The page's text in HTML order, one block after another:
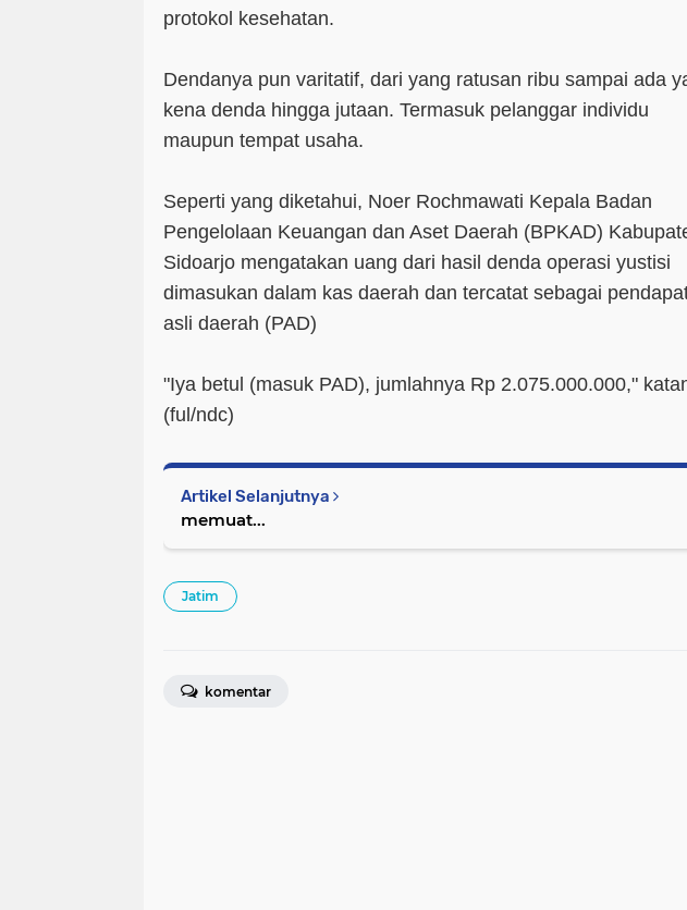
protokol kesehatan.
Dendanya pun varitatif, dari yang ratusan ribu sampai ada
kena denda hingga jutaan. Termasuk pelanggar individu
maupun tempat usaha.
Seperti yang diketahui, Noer Rochmawati Kepala Badan
Pengelolaan Keuangan dan Aset Daerah (BPKAD)
Sidoarjo mengatakan uang dari hasil denda operasi yustisi
dimasukan dalam kas daerah dan tercatat sebagai
asli daerah (PAD)
"Iya betul (masuk PAD), jumlahnya Rp 2.075.000.000,"
(ful/ndc)
Artikel Selanjutnya
memuat...
Jatim
komentar